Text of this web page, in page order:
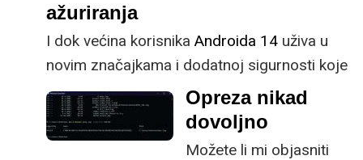
podataka, nego
potencijalno i fizičku
štetu.
prostora i
nešto performansi za
novu godinu.
ažuriranja
I dok većina korisnika Androida 14 uživa u
novim značajkama i dodatnoj sigurnosti koje
donosi, nisu svi sretni, jer određeni broj
vlasnikaGoogle Pixel 6 prijavljuje probleme
uzrokovane nadogradnjom softvera.
Opreza nikad
dovoljno
Možete li mi objasniti